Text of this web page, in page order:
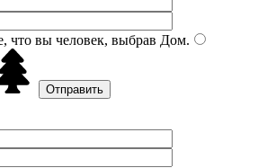
что вы человек, выбрав Дом.